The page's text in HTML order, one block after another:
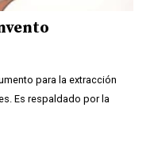
para la extracción
Es respaldado por la